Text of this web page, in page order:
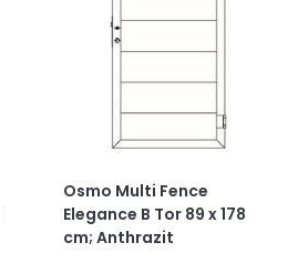
Osmo Multi Fence
Elegance B Tor 89 x 178
cm; Anthrazit